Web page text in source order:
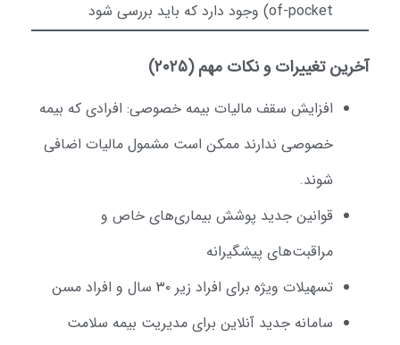
of-pocket) وجود دارد که باید بررسی شود
تغییرات و نکات مهم (۲۰۲۵)
افزایش سقف مالیات بیمه خصوصی: افرادی که بیمه
خصوصی ندارند ممکن است مشمول مالیات اضافی
قوانین جدید پوشش بیماری‌های خاص و
مراقبت‌های پیشگیرانه
تسهیلات ویژه برای افراد زیر ۳۰ سال و افراد مسن
سامانه جدید آنلاین برای مدیریت بیمه سلامت